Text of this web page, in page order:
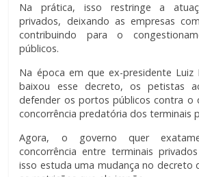
Na prática, isso restringe a
privados, deixando as empresas
contribuindo para o
públicos.
Na época em que ex-presidente Luiz
baixou esse decreto, os petistas
defender os portos públicos contra o
concorrência predatória dos terminais
Agora, o governo quer
concorrência entre terminais
isso estuda uma mudança no decreto